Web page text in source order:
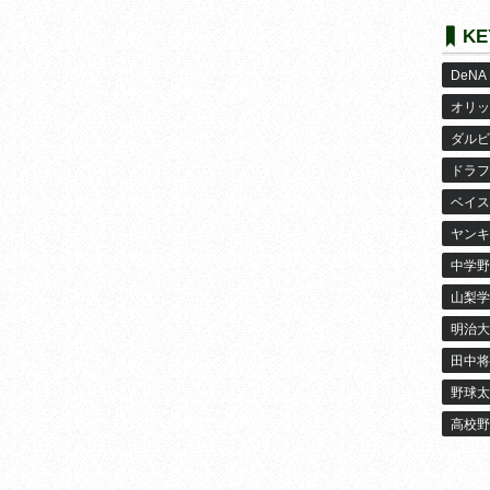
DeNA
オリ
ダル
ドラ
ベイ
ヤン
中学
山梨
明治大
田中
野球
高校